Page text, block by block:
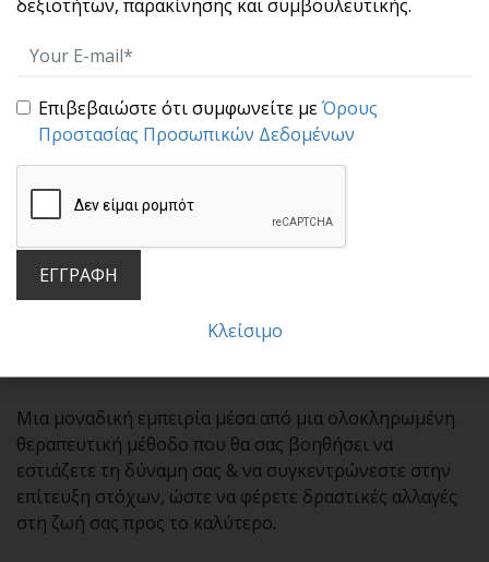
Θεραπεία όπως Acceptance & Commitment Therapy
(MBSRT) Θεραπεία Εστιασμένη στη Συμπόνια
(Compassion Focused Therapy) . Και όλα αυτά σε απλή,
μάθετε βήμα – βήμα πως να προγραμματίζετε το
επιτύχετε τους προσωπικούς, επαγγελματικούς,
της αδράνειας, της αναποφασιστικότητας και της
Μια μοναδική εμπειρία μέσα από μια ολοκληρωμένη
θεραπευτική μέθοδο που θα σας βοηθήσει να
εστιάζετε τη δύναμη σας & να συγκεντρώνεστε στην
επίτευξη στόχων, ώστε να φέρετε δραστικές αλλαγές
στη ζωή σας προς το καλύτερο.
δεξιοτήτων, παρακίνησης και συμβουλευτικής.
Επιβεβαιώστε ότι συμφωνείτε μεΌρους
Προστασίας Προσωπικών Δεδομένων
ΕΓΓΡΑΦΗ
Κλείσιμο